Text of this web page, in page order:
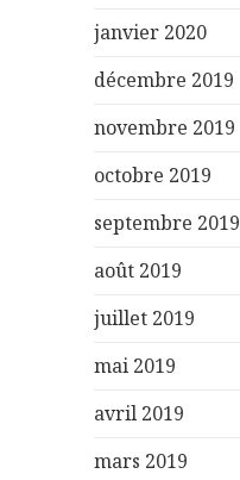
janvier 2020
décembre 2019
novembre 2019
octobre 2019
septembre 2019
août 2019
juillet 2019
mai 2019
avril 2019
mars 2019